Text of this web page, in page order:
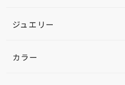
ジュエリー
カラー